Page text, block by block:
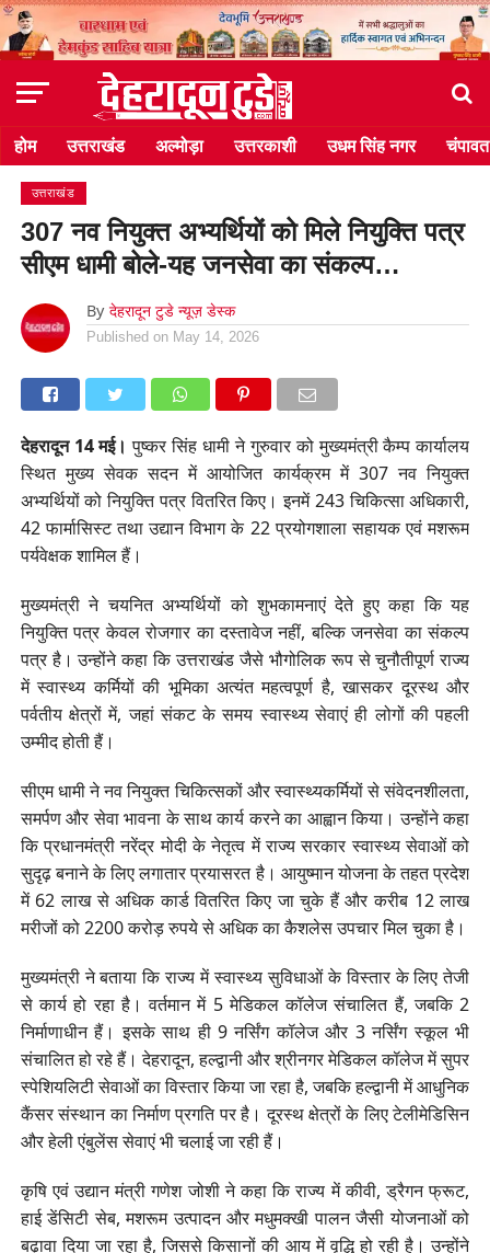
होम उत्तराखंड अल्मोड़ा उत्तरकाशी उधम सिंह नगर चंपावत
उत्तराखंड
307 नव नियुक्त अभ्यर्थियों को मिले नियुक्ति पत्र
सीएम धामी बोले-यह जनसेवा का संकल्प…
By देहरादून टुडे न्यूज़ डेस्क
Published on May 14, 2026
देहरादून 14 मई। पुष्कर सिंह धामी ने गुरुवार को मुख्यमंत्री कैम्प कार्यालय
स्थित मुख्य सेवक सदन में आयोजित कार्यक्रम में 307 नव नियुक्त
अभ्यर्थियों को नियुक्ति पत्र वितरित किए। इनमें 243 चिकित्सा अधिकारी,
42 फार्मासिस्ट तथा उद्यान विभाग के 22 प्रयोगशाला सहायक एवं मशरूम
पर्यवेक्षक शामिल हैं।
मुख्यमंत्री ने चयनित अभ्यर्थियों को शुभकामनाएं देते हुए कहा कि यह
नियुक्ति पत्र केवल रोजगार का दस्तावेज नहीं, बल्कि जनसेवा का संकल्प
पत्र है। उन्होंने कहा कि उत्तराखंड जैसे भौगोलिक रूप से चुनौतीपूर्ण राज्य
में स्वास्थ्य कर्मियों की भूमिका अत्यंत महत्वपूर्ण है, खासकर दूरस्थ और
पर्वतीय क्षेत्रों में, जहां संकट के समय स्वास्थ्य सेवाएं ही लोगों की पहली
उम्मीद होती हैं।
सीएम धामी ने नव नियुक्त चिकित्सकों और स्वास्थ्यकर्मियों से संवेदनशीलता,
समर्पण और सेवा भावना के साथ कार्य करने का आह्वान किया। उन्होंने कहा
कि प्रधानमंत्री नरेंद्र मोदी के नेतृत्व में राज्य सरकार स्वास्थ्य सेवाओं को
सुदृढ़ बनाने के लिए लगातार प्रयासरत है। आयुष्मान योजना के तहत प्रदेश
में 62 लाख से अधिक कार्ड वितरित किए जा चुके हैं और करीब 12 लाख
मरीजों को 2200 करोड़ रुपये से अधिक का कैशलेस उपचार मिल चुका है।
मुख्यमंत्री ने बताया कि राज्य में स्वास्थ्य सुविधाओं के विस्तार के लिए तेजी
से कार्य हो रहा है। वर्तमान में 5 मेडिकल कॉलेज संचालित हैं, जबकि 2
निर्माणाधीन हैं। इसके साथ ही 9 नर्सिंग कॉलेज और 3 नर्सिंग स्कूल भी
संचालित हो रहे हैं। देहरादून, हल्द्वानी और श्रीनगर मेडिकल कॉलेज में सुपर
स्पेशियलिटी सेवाओं का विस्तार किया जा रहा है, जबकि हल्द्वानी में आधुनिक
कैंसर संस्थान का निर्माण प्रगति पर है। दूरस्थ क्षेत्रों के लिए टेलीमेडिसिन
और हेली एंबुलेंस सेवाएं भी चलाई जा रही हैं।
कृषि एवं उद्यान मंत्री गणेश जोशी ने कहा कि राज्य में कीवी, ड्रैगन फ्रूट,
हाई डेंसिटी सेब, मशरूम उत्पादन और मधुमक्खी पालन जैसी योजनाओं को
बढ़ावा दिया जा रहा है, जिससे किसानों की आय में वृद्धि हो रही है। उन्होंने